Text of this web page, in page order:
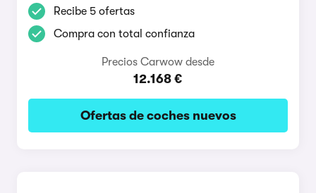
Recibe 5 ofertas
Compra con total confianza
Precios Carwow desde
12.168 €
Ofertas de coches nuevos